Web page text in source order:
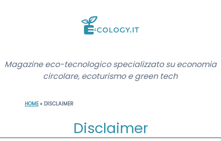
Magazine eco-tecnologico specializzato su economia
circolare, ecoturismo e green tech
HOME» DISCLAIMER
Disclaimer